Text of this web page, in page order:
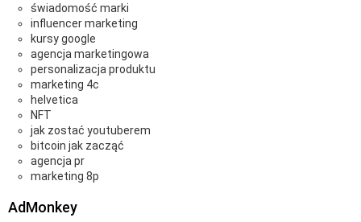
świadomość marki
influencer marketing
kursy google
agencja marketingowa
personalizacja produktu
marketing 4c
helvetica
NFT
jak zostać youtuberem
bitcoin jak zacząć
agencja pr
marketing 8p
AdMonkey